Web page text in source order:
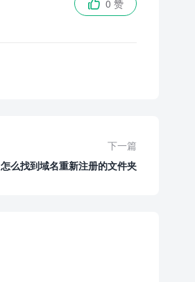
 0 赞
下一篇
怎么找到域名重新注册的文件夹